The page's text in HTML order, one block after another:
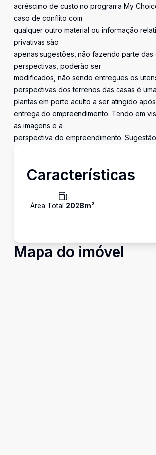
acréscimo de custo no programa My
caso de conflito com
qualquer outro material ou informação
privativas são
apenas sugestões, não fazendo parte
perspectivas, poderão ser
modificados, não sendo entregues os
perspectivas dos terrenos das casas é
plantas em porte adulto a ser atingido
entrega do empreendimento. Tendo em
as imagens e a
perspectiva do empreendimento.
Características
Área Total 2028m²
Mapa do imóvel